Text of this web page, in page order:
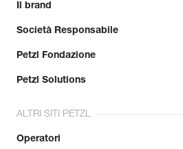
Il brand
Società Responsabile
Petzl Fondazione
Petzl Solutions
ALTRI SITI PETZL
Operatori